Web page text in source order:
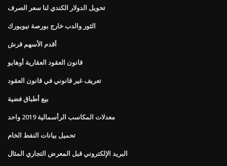
تحويل الدولار الكندي لنا سعر الصرف
الثور والدب خارج بورصة نيويورك
أقدم الأسهم قرش
قانون العقود العقارية أوهايو
تعريف غير قانوني في قانون العقود
بيع أطباق فضية
معدلات المكاسب الرأسمالية 2019 واحد
تحميل بيانات النفط الخام
البريد الإلكتروني قبل المعرض التجاري المثال